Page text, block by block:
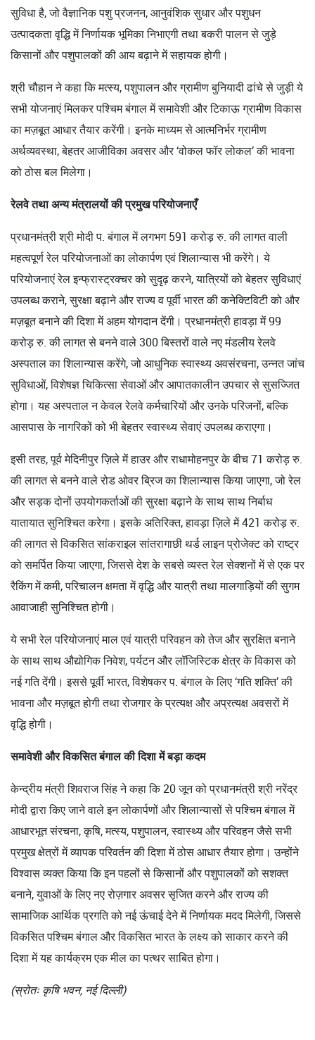
सुविधा है, जो वैज्ञानिक पशु प्रजनन, आनुवंशिक सुधार और पशुधन
उत्पादकता वृद्धि में निर्णायक भूमिका निभाएगी तथा बकरी पालन से जुड़े
किसानों और पशुपालकों की आय बढ़ाने में सहायक होगी।
श्री चौहान ने कहा कि मत्स्य, पशुपालन और ग्रामीण बुनियादी ढांचे से जुड़ी ये
सभी योजनाएं मिलकर पश्चिम बंगाल में समावेशी और टिकाऊ ग्रामीण विकास
का मज़बूत आधार तैयार करेंगी। इनके माध्यम से आत्मनिर्भर ग्रामीण
अर्थव्यवस्था, बेहतर आजीविका अवसर और ‘वोकल फॉर लोकल’ की भावना
को ठोस बल मिलेगा।
रेलवे तथा अन्य मंत्रालयों की प्रमुख परियोजनाएँ
प्रधानमंत्री श्री मोदी प. बंगाल में लगभग 591 करोड़ रु. की लागत वाली
महत्वपूर्ण रेल परियोजनाओं का लोकार्पण एवं शिलान्यास भी करेंगे। ये
परियोजनाएं रेल इन्फ्रास्ट्रक्चर को सुदृढ़ करने, यात्रियों को बेहतर सुविधाएं
उपलब्ध कराने, सुरक्षा बढ़ाने और राज्य व पूर्वी भारत की कनेक्टिविटी को और
मज़बूत बनाने की दिशा में अहम योगदान देंगी। प्रधानमंत्री हावड़ा में 99
करोड़ रु. की लागत से बनने वाले 300 बिस्तरों वाले नए मंडलीय रेलवे
अस्पताल का शिलान्यास करेंगे, जो आधुनिक स्वास्थ्य अवसंरचना, उन्नत जांच
सुविधाओं, विशेषज्ञ चिकित्सा सेवाओं और आपातकालीन उपचार से सुसज्जित
होगा। यह अस्पताल न केवल रेलवे कर्मचारियों और उनके परिजनों, बल्कि
आसपास के नागरिकों को भी बेहतर स्वास्थ्य सेवाएं उपलब्ध कराएगा।
इसी तरह, पूर्व मेदिनीपुर ज़िले में हाउर और राधामोहनपुर के बीच 71 करोड़ रु.
की लागत से बनने वाले रोड ओवर ब्रिज का शिलान्यास किया जाएगा, जो रेल
और सड़क दोनों उपयोगकर्ताओं की सुरक्षा बढ़ाने के साथ साथ निर्बाध
यातायात सुनिश्चित करेगा। इसके अतिरिक्त, हावड़ा ज़िले में 421 करोड़ रु.
की लागत से विकसित सांकराइल सांतरागाछी थर्ड लाइन प्रोजेक्ट को राष्ट्र
को समर्पित किया जाएगा, जिससे देश के सबसे व्यस्त रेल सेक्शनों में से एक पर
रैकिंग में कमी, परिचालन क्षमता में वृद्धि और यात्री तथा मालगाड़ियों की सुगम
आवाजाही सुनिश्चित होगी।
ये सभी रेल परियोजनाएं माल एवं यात्री परिवहन को तेज और सुरक्षित बनाने
के साथ साथ औद्योगिक निवेश, पर्यटन और लॉजिस्टिक क्षेत्र के विकास को
नई गति देंगी। इससे पूर्वी भारत, विशेषकर प. बंगाल के लिए ‘गति शक्ति’ की
भावना और मज़बूत होगी तथा रोजगार के प्रत्यक्ष और अप्रत्यक्ष अवसरों में
वृद्धि होगी।
समावेशी और विकसित बंगाल की दिशा में बड़ा कदम
केन्द्रीय मंत्री शिवराज सिंह ने कहा कि 20 जून को प्रधानमंत्री श्री नरेंद्र
मोदी द्वारा किए जाने वाले इन लोकार्पणों और शिलान्यासों से पश्चिम बंगाल में
आधारभूत संरचना, कृषि, मत्स्य, पशुपालन, स्वास्थ्य और परिवहन जैसे सभी
प्रमुख क्षेत्रों में व्यापक परिवर्तन की दिशा में ठोस आधार तैयार होगा। उन्होंने
विश्वास व्यक्त किया कि इन पहलों से किसानों और पशुपालकों को सशक्त
बनाने, युवाओं के लिए नए रोज़गार अवसर सृजित करने और राज्य की
सामाजिक आर्थिक प्रगति को नई ऊंचाई देने में निर्णायक मदद मिलेगी, जिससे
विकसित पश्चिम बंगाल और विकसित भारत के लक्ष्य को साकार करने की
दिशा में यह कार्यक्रम एक मील का पत्थर साबित होगा।
(स्रोतः कृषि भवन, नई दिल्ली)